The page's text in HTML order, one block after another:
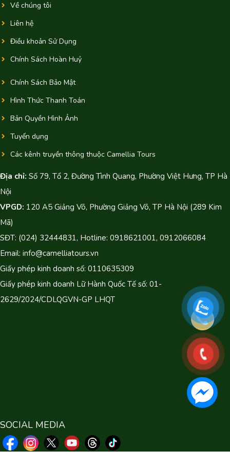
Về chúng tôi
Liên hệ
Điều khoản Sử Dụng
Chính Sách Hoàn Huỷ
Chính Sách Bảo Mật
Hình Thức Thanh Toán
Bản Quyền Hình Ảnh
Tuyển dụng
Các kênh truyền thông thuộc Camellia Tours
Địa chỉ: Số 79, Tổ 2, Đường Tình Quang, Phường Việt Hưng, TP Hà
Nội
VPGD: 120 A5 Giảng Võ, Phường Giảng Võ, TP Hà Nội (289 Kim
Mã)
SĐT: (024) 32444831, Hotline: 0918621001, 0912066084
Email: info@camelliatours.vn
Giấy phép kinh doanh số: 0110635309
Giấy phép kinh doanh Lữ Hành Quốc Tế số: 01-
2629/2024/CDLQGVN-GP LHQT
SOCIAL MEDIA